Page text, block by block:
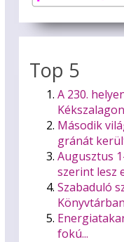
Top 5
A 230.
Kékszalagon
Második
gránát
Augusztus
szerint lesz
Szabaduló
fokú...